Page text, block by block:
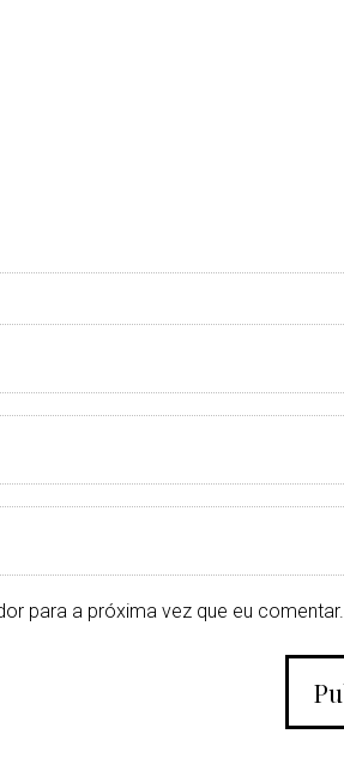
para a próxima vez que eu comentar.